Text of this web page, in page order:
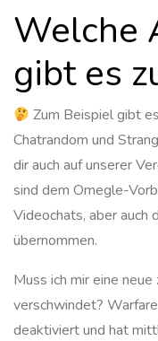
Welche
gibt es
Zum Beispiel gibt
Chatrandom und
dir auch auf unserer
sind dem Omegle-
Videochats, aber auch
übernommen.
Muss ich mir eine
verschwindet?
deaktiviert und hat